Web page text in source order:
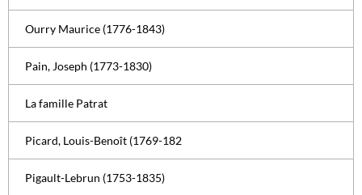
Ourry Maurice (1776-1843)
Pain, Joseph (1773-1830)
La famille Patrat
Picard, Louis-Benoît (1769-182
Pigault-Lebrun (1753-1835)